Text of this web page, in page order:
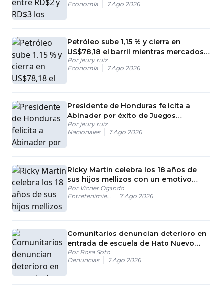
Economía 7 Ago 2026
Petróleo sube 1,15 % y cierra en
US$78,18 el barril mientras mercados
siguen atentos a Ormuz
Por jeury ruiz
Economía
7 Ago 2026
Presidente de Honduras felicita a
Abinader por éxito de Juegos
Centroamericanos y del Caribe
Por jeury ruiz
Nacionales
7 Ago 2026
Ricky Martin celebra los 18 años de
sus hijos mellizos con un emotivo
mensaje
Por Vicner Ogando
Entretenimiento
7 Ago 2026
Comunitarios denuncian deterioro en
entrada de escuela de Hato Nuevo
antes del inicio de clases
Por Rosa Soto
Denuncias
7 Ago 2026